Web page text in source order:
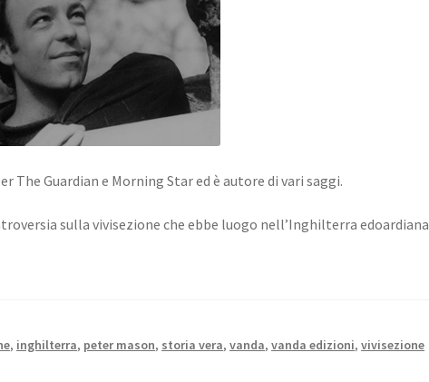
The Guardian e Morning Star ed è autore di vari saggi.
sulla vivisezione che ebbe luogo nell’Inghilterra edoardiana
, inghilterra, peter mason, storia vera,vanda,vanda edizioni,vivisezione